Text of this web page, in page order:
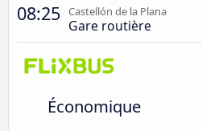
08:25 Castellón de la Plana
Gare routière
Économique